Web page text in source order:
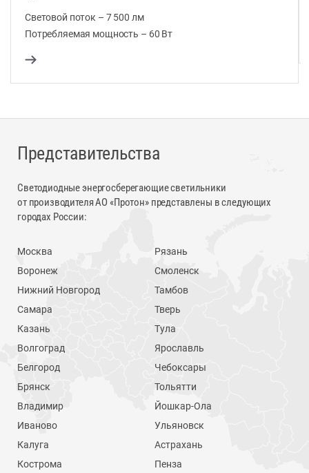
Световой поток – 7 500 лм
Потребляемая мощность – 60 Вт
Представительства
Светодиодные энергосберегающие светильники
от производителя АО «Протон» представлены в следующих
городах России:
Москва
Воронеж
Нижний Новгород
Самара
Казань
Волгоград
Белгород
Брянск
Владимир
Иваново
Калуга
Кострома
Рязань
Смоленск
Тамбов
Тверь
Тула
Ярославль
Чебоксары
Тольятти
Йошкар-Ола
Ульяновск
Астрахань
Пенза